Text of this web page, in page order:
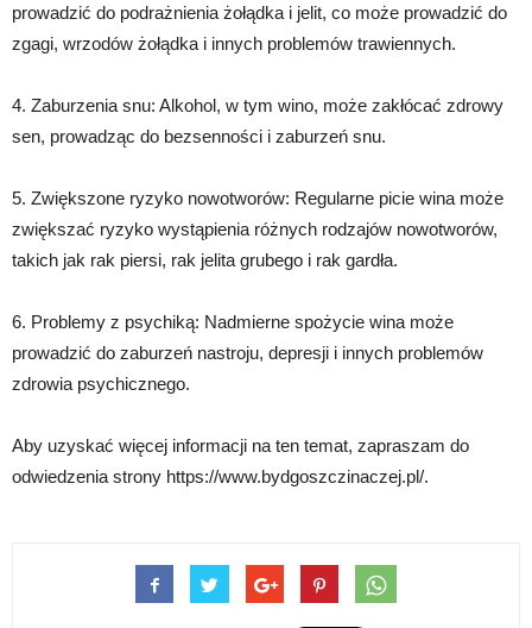
prowadzić do podrażnienia żołądka i jelit, co może prowadzić do
zgagi, wrzodów żołądka i innych problemów trawiennych.
4. Zaburzenia snu: Alkohol, w tym wino, może zakłócać zdrowy
sen, prowadząc do bezsenności i zaburzeń snu.
5. Zwiększone ryzyko nowotworów: Regularne picie wina może
zwiększać ryzyko wystąpienia różnych rodzajów nowotworów,
takich jak rak piersi, rak jelita grubego i rak gardła.
6. Problemy z psychiką: Nadmierne spożycie wina może
prowadzić do zaburzeń nastroju, depresji i innych problemów
zdrowia psychicznego.
Aby uzyskać więcej informacji na ten temat, zapraszam do
odwiedzenia strony https://www.bydgoszczinaczej.pl/.